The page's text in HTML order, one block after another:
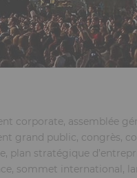
corporate, assemblée
grand public, congrès,
plan stratégique
sommet international,